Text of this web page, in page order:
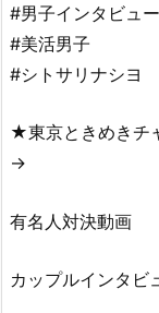
#男子インタビュー
#美活男子
#シトサリナシヨ
★東京ときめきチ
→
有名人対決動画
カップルインタビ